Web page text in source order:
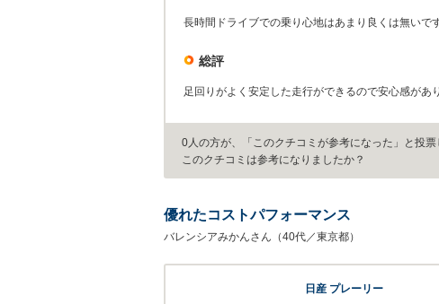
長時間ドライブでの乗り心地はあまり良くは無いで
総評
足回りがよく安定した走行ができるので安心感があ
0人の方が、「このクチコミが参考になった」と投票
このクチコミは参考になりましたか？
優れたコストパフォーマンス
バレンシアみかんさん（40代／東京都）
日産 プレーリー